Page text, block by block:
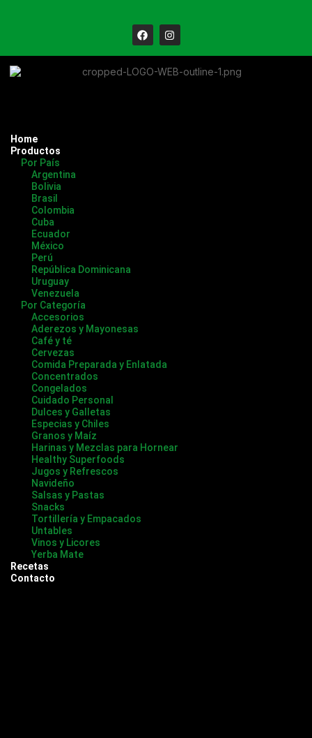
Home
Productos
Por País
Argentina
Bolivia
Brasil
Colombia
Cuba
Ecuador
México
Perú
República Dominicana
Uruguay
Venezuela
Por Categoría
Accesorios
Aderezos y Mayonesas
Café y té
Cervezas
Comida Preparada y Enlatada
Concentrados
Congelados
Cuidado Personal
Dulces y Galletas
Especias y Chiles
Granos y Maíz
Harinas y Mezclas para Hornear
Healthy Superfoods
Jugos y Refrescos
Navideño
Salsas y Pastas
Snacks
Tortillería y Empacados
Untables
Vinos y Licores
Yerba Mate
Recetas
Contacto